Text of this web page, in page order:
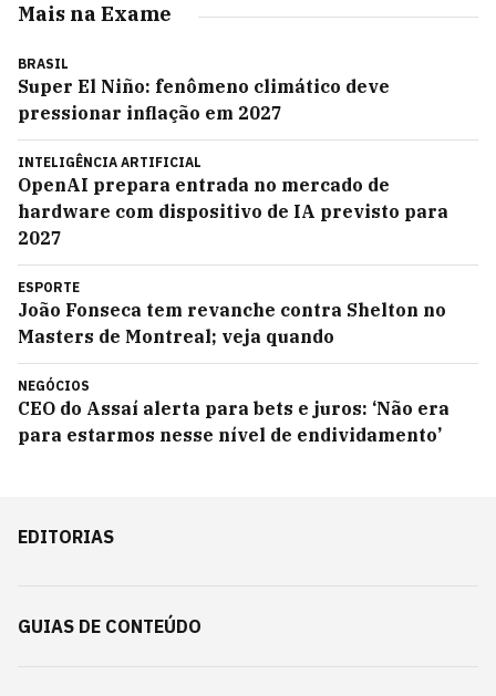
Mais na Exame
BRASIL
Super El Niño: fenômeno climático deve
pressionar inflação em 2027
INTELIGÊNCIA ARTIFICIAL
OpenAI prepara entrada no mercado de
hardware com dispositivo de IA previsto para
2027
ESPORTE
João Fonseca tem revanche contra Shelton no
Masters de Montreal; veja quando
NEGÓCIOS
CEO do Assaí alerta para bets e juros: ‘Não era
para estarmos nesse nível de endividamento’
EDITORIAS
GUIAS DE CONTEÚDO